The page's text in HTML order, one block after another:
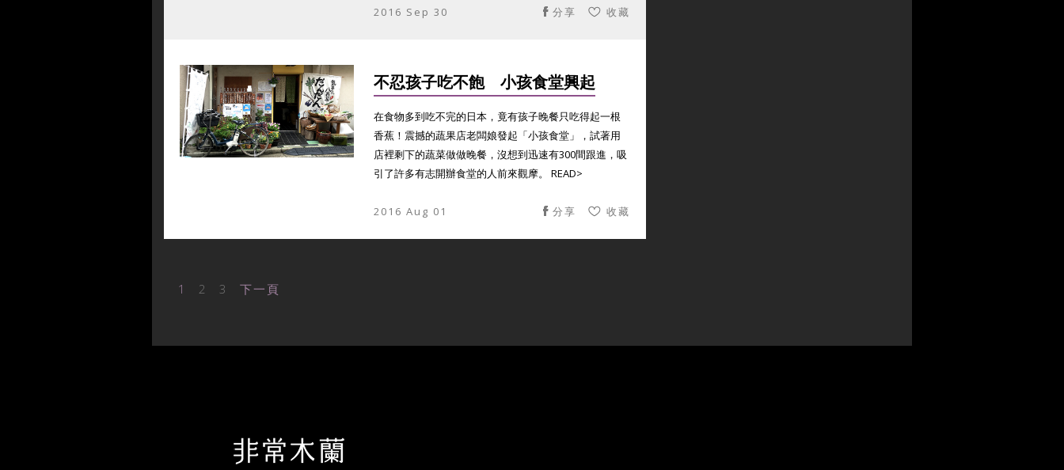
2016 Sep 30 收藏
分享
不忍孩子吃不飽 小孩食堂興起
在食物多到吃不完的日本，竟有孩子晚餐只吃得起一根
香蕉！震撼的蔬果店老闆娘發起「小孩食堂」，試著用
店裡剩下的蔬菜做做晚餐，沒想到迅速有300間跟進，吸
引了許多有志開辦食堂的人前來觀摩。 READ>
2016 Aug 01 收藏
分享
1 2 3 下一頁